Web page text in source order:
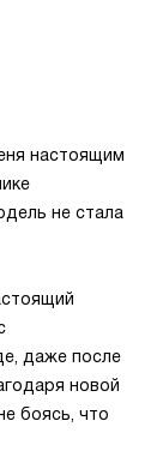
настоящим
не стала
даже после
новой
боясь, что